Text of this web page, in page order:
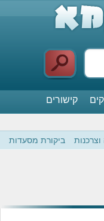
קישורים
ביקורת מסעדות